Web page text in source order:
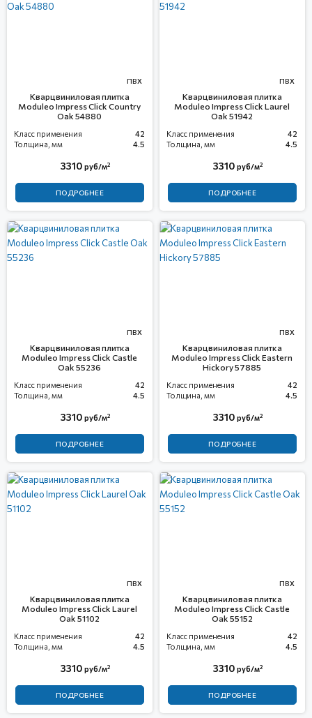
ПВХ
Кварцвиниловая плитка
Moduleo Impress Click Country
Oak 54880
Класс применения
42
Толщина, мм
4.5
3310 руб/м2
ПОДРОБНЕЕ
ПВХ
Кварцвиниловая плитка
Moduleo Impress Click Laurel
Oak 51942
Класс применения
42
Толщина, мм
4.5
3310 руб/м2
ПОДРОБНЕЕ
ПВХ
Кварцвиниловая плитка
Moduleo Impress Click Castle
Oak 55236
Класс применения
42
Толщина, мм
4.5
3310 руб/м2
ПОДРОБНЕЕ
ПВХ
Кварцвиниловая плитка
Moduleo Impress Click Eastern
Hickory 57885
Класс применения
42
Толщина, мм
4.5
3310 руб/м2
ПОДРОБНЕЕ
ПВХ
Кварцвиниловая плитка
Moduleo Impress Click Laurel
Oak 51102
Класс применения
42
Толщина, мм
4.5
3310 руб/м2
ПОДРОБНЕЕ
ПВХ
Кварцвиниловая плитка
Moduleo Impress Click Castle
Oak 55152
Класс применения
42
Толщина, мм
4.5
3310 руб/м2
ПОДРОБНЕЕ